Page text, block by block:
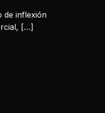
de inflexión
[…]